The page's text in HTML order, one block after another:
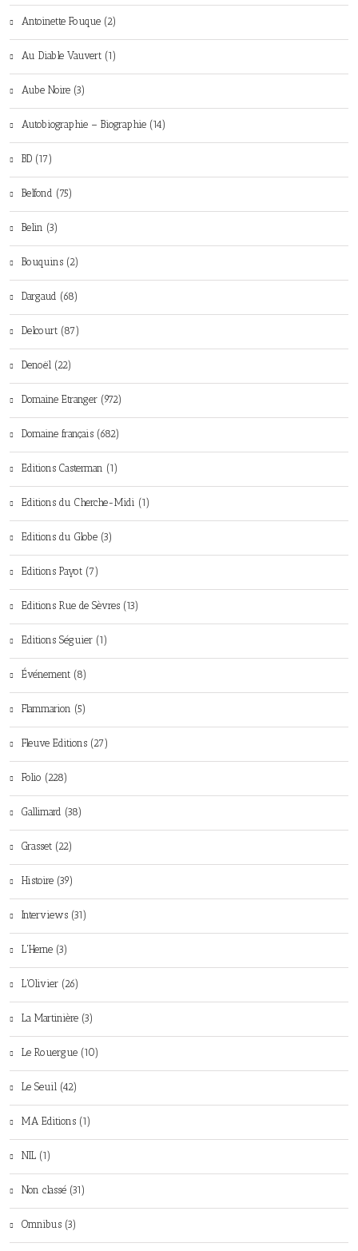
Antoinette Fouque (2)
Au Diable Vauvert (1)
Aube Noire (3)
Autobiographie – Biographie (14)
BD (17)
Belfond (75)
Belin (3)
Bouquins (2)
Dargaud (68)
Delcourt (87)
Denoël (22)
Domaine Etranger (972)
Domaine français (682)
Editions Casterman (1)
Editions du Cherche-Midi (1)
Editions du Globe (3)
Editions Payot (7)
Editions Rue de Sèvres (13)
Editions Séguier (1)
Événement (8)
Flammarion (5)
Fleuve Editions (27)
Folio (228)
Gallimard (38)
Grasset (22)
Histoire (39)
Interviews (31)
L'Herne (3)
L'Olivier (26)
La Martinière (3)
Le Rouergue (10)
Le Seuil (42)
MA Editions (1)
NIL (1)
Non classé (31)
Omnibus (3)